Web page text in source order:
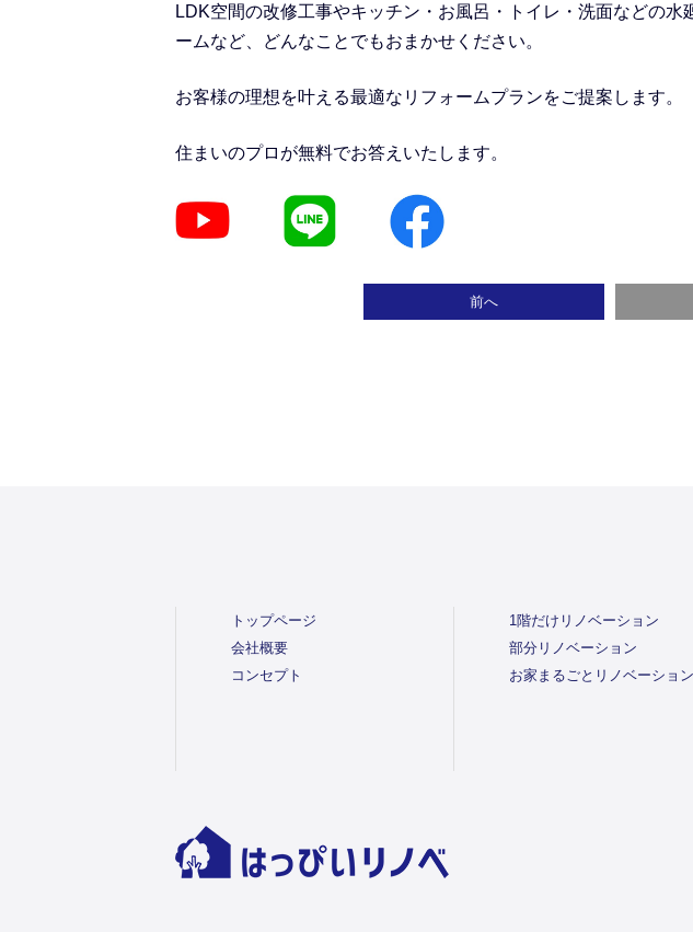
LDK空間の改修工事やキッチン・お風呂・トイレ・洗面などの水
ームなど、どんなことでもおまかせください。
お客様の理想を叶える最適なリフォームプランをご提案します。
住まいのプロが無料でお答えいたします。
前へ
トップページ
会社概要
コンセプト
1階だけリノベーション
部分リノベーション
お家まるごとリノベーション